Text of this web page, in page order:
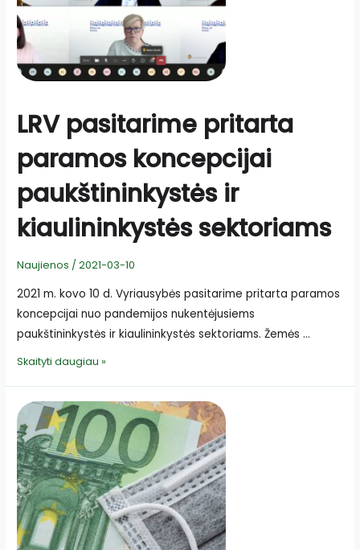
LRV pasitarime pritarta
paramos koncepcijai
paukštininkystės ir
kiaulininkystės sektoriams
Naujienos /2021-03-10
2021 m. kovo 10 d. Vyriausybės pasitarime pritarta paramos
koncepcijai nuo pandemijos nukentėjusiems
paukštininkystės ir kiaulininkystės sektoriams. Žemės …
LRV
paramos
koncepcijai
paukštininkystės
ir
kiaulininkystės
sektoriams
Skaityti daugiau »